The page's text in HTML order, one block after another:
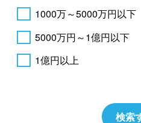
1000万～5000万円以下
5000万円～1億円以下
1億円以上